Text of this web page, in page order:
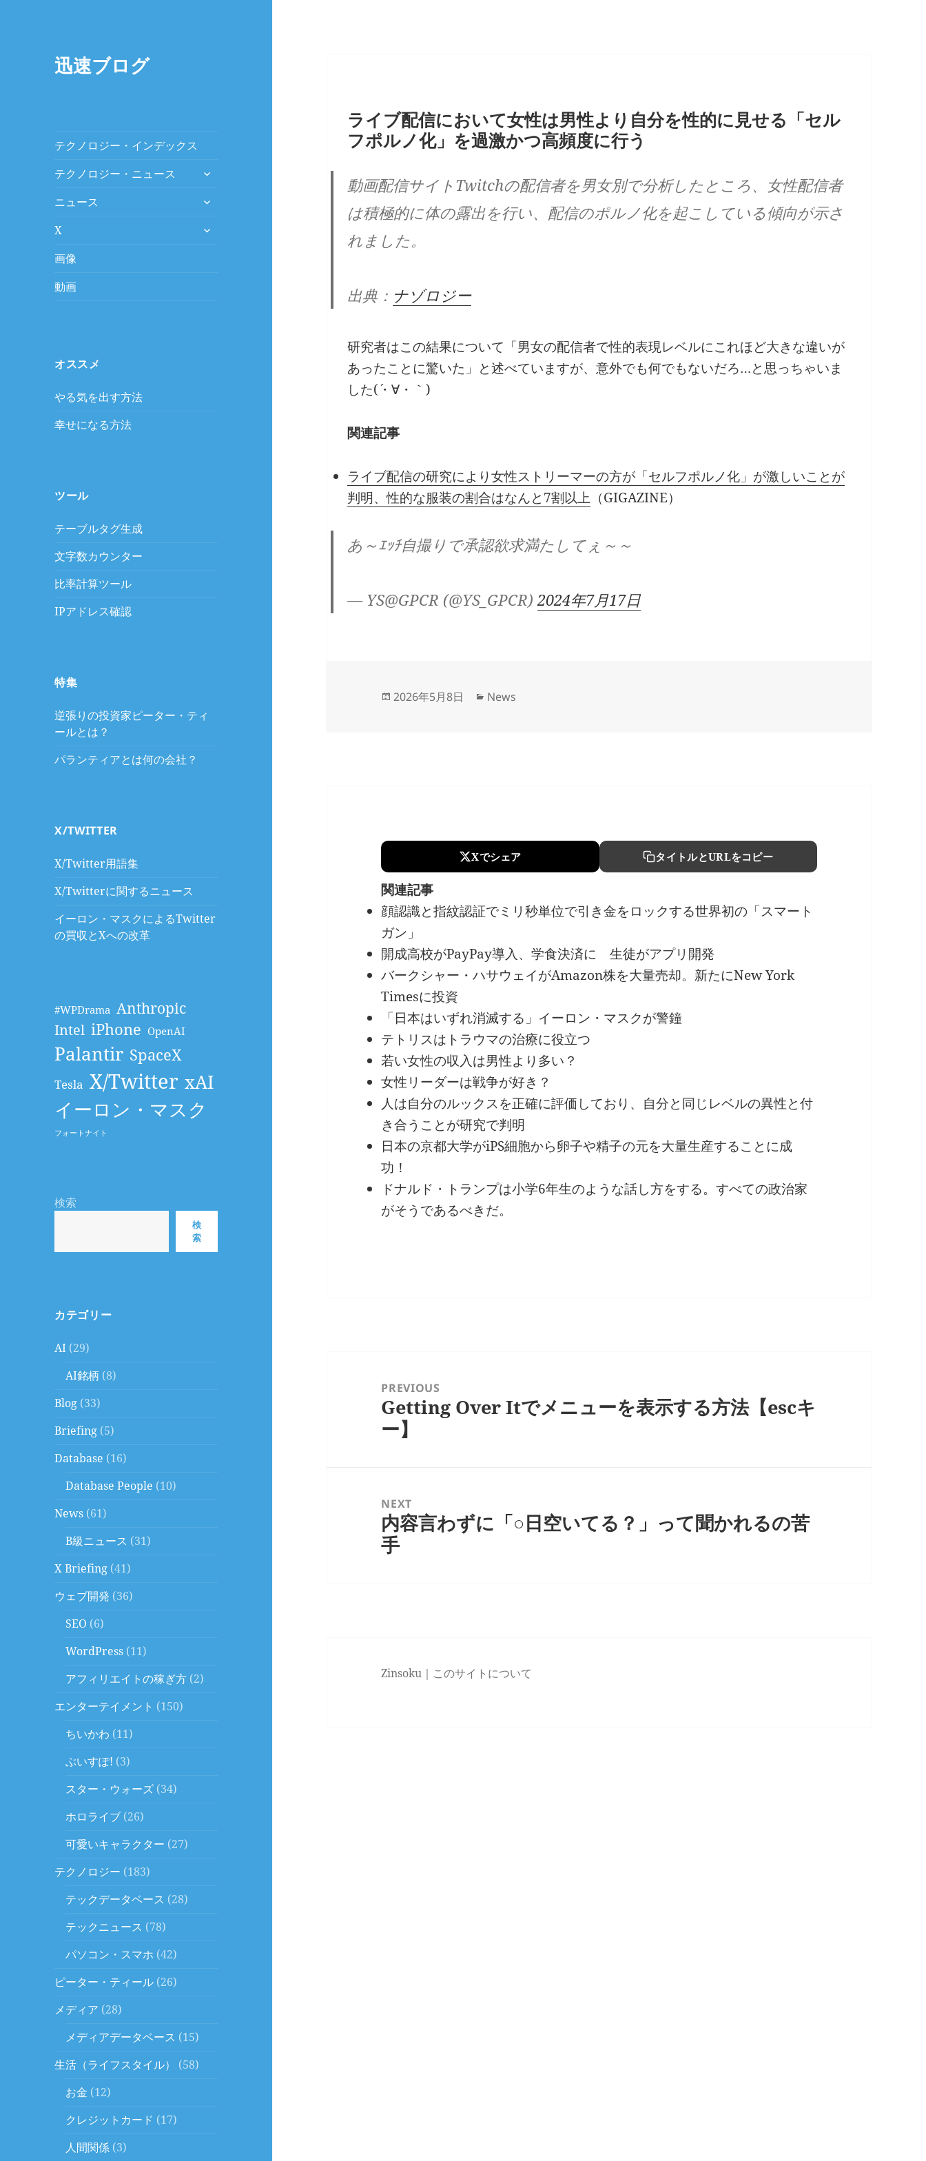
迅速ブログ
テクノロジー・インデックス
テクノロジー・ニュース
expand
menu
ニュース
expand
menu
X
expand
画像
動画
オススメ
やる気を出す方法
幸せになる方法
ツール
テーブルタグ生成
文字数カウンター
比率計算ツール
IPアドレス確認
特集
逆張りの投資家ピーター・ティ
ールとは？
パランティアとは何の会社？
X/TWITTER
X/Twitter用語集
X/Twitterに関するニュース
イーロン・マスクによるTwitter
の買収とXへの改革
#WPDrama Anthropic
Intel iPhone OpenAI
Palantir SpaceX
Tesla X/Twitter xAI
イーロン・マスク
フォートナイト
検索
検
索
カテゴリー
AI (29)
AI銘柄 (8)
Blog (33)
Briefing (5)
Database (16)
Database People (10)
News (61)
B級ニュース (31)
X Briefing (41)
ウェブ開発 (36)
SEO (6)
WordPress (11)
アフィリエイトの稼ぎ方 (2)
エンターテイメント (150)
ちいかわ (11)
ぶいすぽ! (3)
スター・ウォーズ (34)
ホロライブ (26)
可愛いキャラクター (27)
テクノロジー (183)
テックデータベース (28)
テックニュース (78)
パソコン・スマホ (42)
ピーター・ティール (26)
メディア (28)
メディアデータベース (15)
生活（ライフスタイル）
(58)
お金 (12)
クレジットカード (17)
人間関係 (3)
ライブ配信において女性は男性より自分を性的に見せる「セル
フポルノ化」を過激かつ高頻度に行う
動画配信サイトTwitchの配信者を男女別で分析したところ、女性配信者
は積極的に体の露出を行い、配信のポルノ化を起こしている傾向が示さ
れました。
出典： ナゾロジー
研究者はこの結果について「男女の配信者で性的表現レベルにこれほど大きな違いが
あったことに驚いた」と述べていますが、意外でも何でもないだろ…と思っちゃいま
した(´・∀・｀)
関連記事
ライブ配信の研究により女性ストリーマーの方が「セルフポルノ化」が激しいことが
判明、性的な服装の割合はなんと7割以上 （GIGAZINE）
あ～ｴｯﾁ自撮りで承認欲求満たしてぇ～～
— YS@GPCR (@YS_GPCR)2024年7月17日
Updated
2026年5月8日 Categories
News
Xでシェア タイトルとURLをコピー
関連記事
顔認識と指紋認証でミリ秒単位で引き金をロックする世界初の「スマート
ガン」
開成高校がPayPay導入、学食決済に 生徒がアプリ開発
バークシャー・ハサウェイがAmazon株を大量売却。新たにNew York
Timesに投資
「日本はいずれ消滅する」イーロン・マスクが警鐘
テトリスはトラウマの治療に役立つ
若い女性の収入は男性より多い？
女性リーダーは戦争が好き？
人は自分のルックスを正確に評価しており、自分と同じレベルの異性と付
き合うことが研究で判明
日本の京都大学がiPS細胞から卵子や精子の元を大量生産することに成
功！
ドナルド・トランプは小学6年生のような話し方をする。すべての政治家
がそうであるべきだ。
PREVIOUS
Previous
post:
Getting Over Itでメニューを表示する方法【escキ
ー】
NEXT
Next
post:
内容言わずに「○日空いてる？」って聞かれるの苦
手
Zinsoku｜ このサイトについて